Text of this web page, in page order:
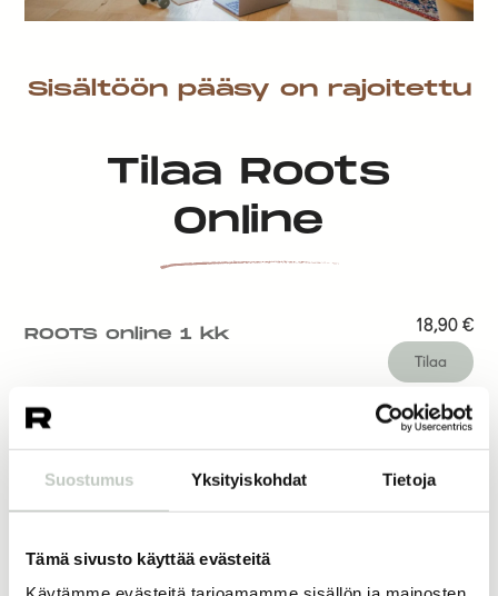
Suostumus Yksityiskohdat Tietoja
Tämä sivusto käyttää evästeitä
Sisältöön pääsy on rajoitettu
Tilaa Roots
Online
ROOTS online 1 kk 18,90 €
Tilaa
ROOTS online 1 vk
Tilaa
ROOTS online
kuukausijäsenyys